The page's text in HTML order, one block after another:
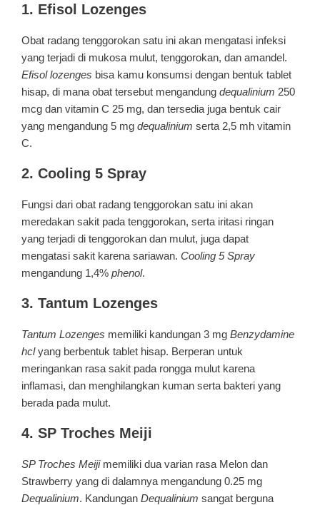
1. Efisol Lozenges
Obat radang tenggorokan satu ini akan mengatasi infeksi
yang terjadi di mukosa mulut, tenggorokan, dan amandel.
Efisol lozenges bisa kamu konsumsi dengan bentuk tablet
hisap, di mana obat tersebut mengandung dequalinium 250
mcg dan vitamin C 25 mg, dan tersedia juga bentuk cair
yang mengandung 5 mg dequalinium serta 2,5 mh vitamin
C.
2. Cooling 5 Spray
Fungsi dari obat radang tenggorokan satu ini akan
meredakan sakit pada tenggorokan, serta iritasi ringan
yang terjadi di tenggorokan dan mulut, juga dapat
mengatasi sakit karena sariawan. Cooling 5 Spray
mengandung 1,4% phenol.
3. Tantum Lozenges
Tantum Lozenges memiliki kandungan 3 mg Benzydamine
hclyang berbentuk tablet hisap. Berperan untuk
meringankan rasa sakit pada rongga mulut karena
inflamasi, dan menghilangkan kuman serta bakteri yang
berada pada mulut.
4. SP Troches Meiji
SP Troches Meijimemiliki dua varian rasa Melon dan
Strawberry yang di dalamnya mengandung 0.25 mg
Dequalinium. Kandungan Dequalinium sangat berguna